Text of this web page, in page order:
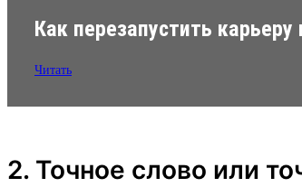
Как перезапустить карьеру
Читать
2. Точное слово или